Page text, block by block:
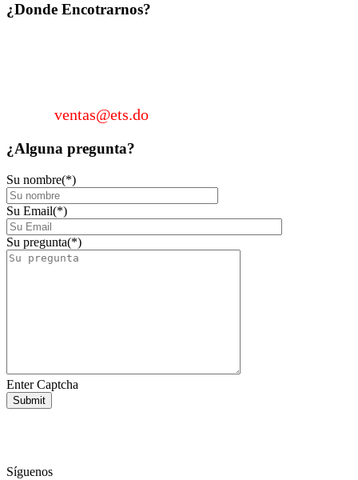
¿Donde Encotrarnos?
ventas@ets.do
¿Alguna pregunta?
Su nombre(*)
Su Email(*)
Su pregunta(*)
Enter Captcha
Síguenos